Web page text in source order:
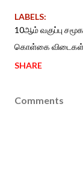
LABELS:
10ஆம் வகுப்பு
கொள்கை
SHARE
Comments